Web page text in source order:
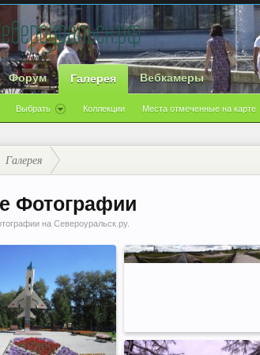
Форум Галерея
Выбрать Коллекции Места отмеченные на карте
Вебкамеры
Галерея
Фотографии
на Североуральск.ру.